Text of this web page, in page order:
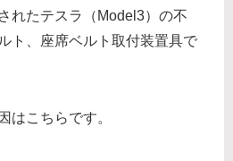
れたテスラ（Model3）の不
ト、座席ベルト取付装置具で
はこちらです。